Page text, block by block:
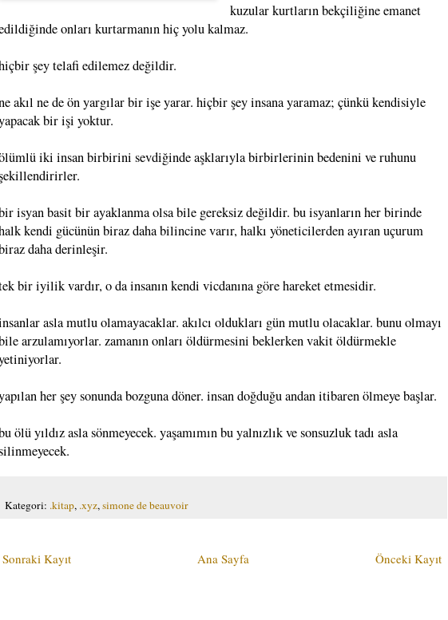
kuzular kurtların bekçiliğine emanet
onları kurtarmanın hiç yolu kalmaz.
şey telafi edilemez değildir.
akıl ne de ön yargılar bir işe yarar. hiçbir şey insana yaramaz; çünkü kendisiyle
bir işi yoktur.
iki insan birbirini sevdiğinde aşklarıyla birbirlerinin bedenini ve ruhunu
isyan basit bir ayaklanma olsa bile gereksiz değildir. bu isyanların her birinde
kendi gücünün biraz daha bilincine varır, halkı yöneticilerden ayıran uçurum
daha derinleşir.
bir iyilik vardır, o da insanın kendi vicdanına göre hareket etmesidir.
asla mutlu olamayacaklar. akılcı oldukları gün mutlu olacaklar. bunu olmayı
arzulamıyorlar. zamanın onları öldürmesini beklerken vakit öldürmekle
her şey sonunda bozguna döner. insan doğduğu andan itibaren ölmeye başlar.
ölü yıldız asla sönmeyecek. yaşamımın bu yalnızlık ve sonsuzluk tadı asla
Kategori: .kitap, .xyz,simone de beauvoir
Sonraki Kayıt Önceki Kayıt
Ana Sayfa